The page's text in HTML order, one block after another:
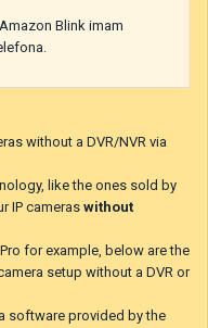
Blink imam
without a DVR/NVR via
like the ones sold by
IP cameras without
for example, below are the
setup without a DVR or
software provided by the